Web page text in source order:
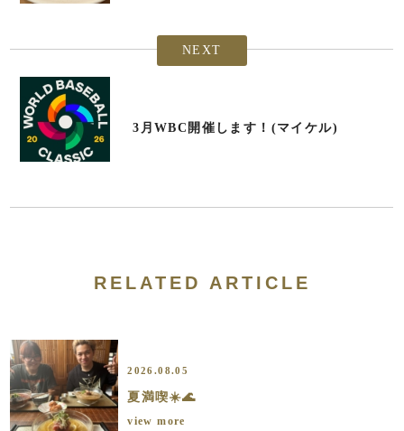
NEXT
3月WBC開催します！(マイケル)
RELATED ARTICLE
2026.08.05
夏満喫☀️🌊
view more